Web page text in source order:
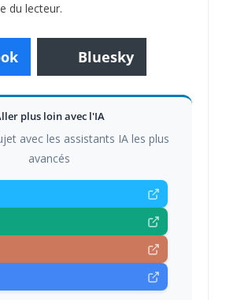
du lecteur.
Bluesky
plus loin avec l'IA
avec les assistants IA les plus
avancés